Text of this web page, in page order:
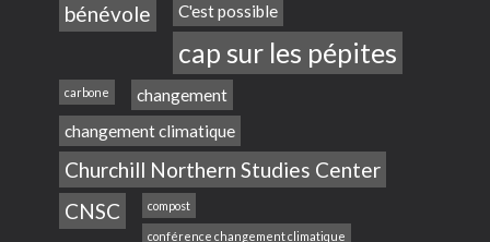
bénévole C'est possible
cap sur les pépites
carbone
changement
changement climatique
Churchill Northern Studies Center
CNSC
compost
conférence changement climatique